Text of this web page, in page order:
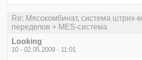
Re: Мясокомбинат, система штрих-
переделов + MES-система
Looking
10 - 02.05.2009 - 11:01